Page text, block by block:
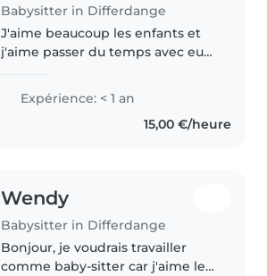
Babysitter in Differdange
J'aime beaucoup les enfants et
j'aime passer du temps avec eux.
tard travailler en maternité.
J'aime aussi beaucoup..
Expérience: < 1 an
15,00 €/heure
Wendy
Babysitter in Differdange
Bonjour, je voudrais travailler
comme baby-sitter car j'aime les